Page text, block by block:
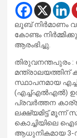
ലൂബ് നിർമാണം
കോണ്ടം
ആരംഭിച്ചു.
തിരുവനന്തപുരം
മന്ത്രാലയത്തിന്
സ്ഥാപനമായ
(എച്ച്എൽഎൽ)
പ്രവര്‍ത്തന
ലക്ഷ്യമിട്ട് മൂന്ന്
കൊച്ചിയിലെ
ആധുനികമായ 3-